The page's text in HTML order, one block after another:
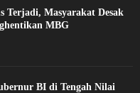
Terjadi, Masyarakat Desak
MBG
BI di Tengah Nilai